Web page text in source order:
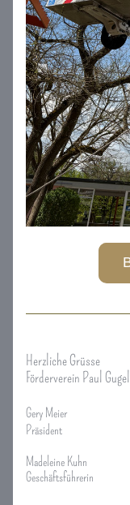
Herzliche Grüsse
Förderverein Paul
Gery Meier
Präsident
Madeleine Kuhn
Geschäftsführerin